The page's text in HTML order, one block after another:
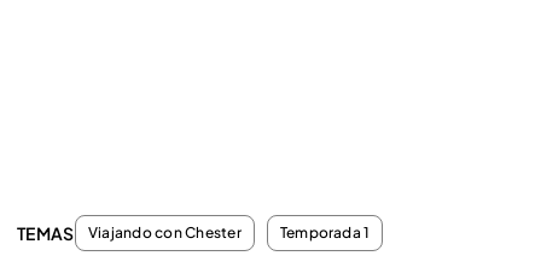
TEMAS Viajando con Chester Temporada 1